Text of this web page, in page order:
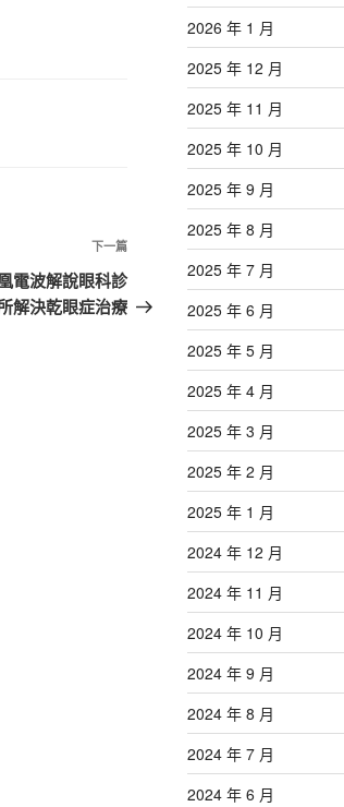
下
一
篇
下一篇
電波解說眼科診
解決乾眼症治療
2026 年 1 月
2025 年 12 月
2025 年 11 月
2025 年 10 月
2025 年 9 月
2025 年 8 月
2025 年 7 月
2025 年 6 月
2025 年 5 月
2025 年 4 月
2025 年 3 月
2025 年 2 月
2025 年 1 月
2024 年 12 月
2024 年 11 月
2024 年 10 月
2024 年 9 月
2024 年 8 月
2024 年 7 月
2024 年 6 月